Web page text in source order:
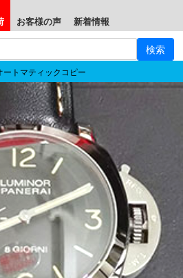
お客様の声 新着情報
ートマティックコピー